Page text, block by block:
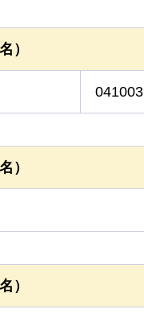
）
041003
）
）